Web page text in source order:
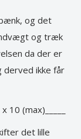
og det
og træk
da der er
derved ikke får
(max)_____
det lille